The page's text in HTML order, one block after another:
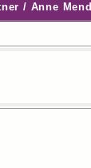
/ Anne